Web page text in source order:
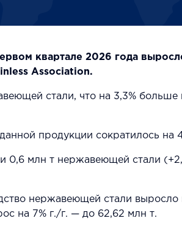
квартале 2026 года
Association.
стали, что на 3,3%
продукции сократилось на
0,6 млн т нержавеющей стали
нержавеющей стали выросло
на 7% г./г. — до 62,62 млн т.